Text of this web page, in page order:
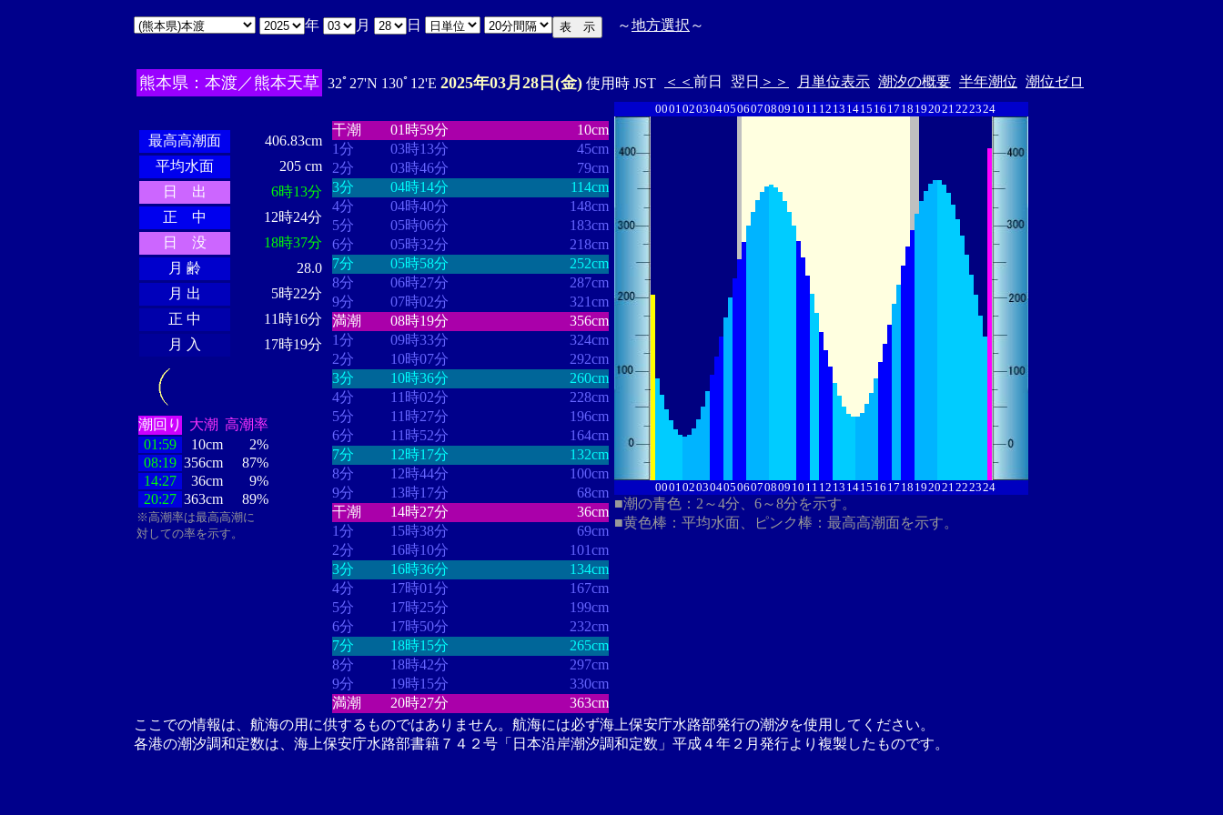
年 月 日 ～地方選択 ～
熊本県：本渡／熊本天草 32ﾟ27'N 130ﾟ12'E 2025年03月28日(金) 使用時 JST ＜＜ 前日 翌日 ＞＞ 月単位表示 潮汐の概要 半年潮位 潮位ゼロ
最高高潮面
406.83cm
平均水面
205 cm
日 出
6時13分
正 中
12時24分
日 没
18時37分
月 齢
28.0
月 出
5時22分
正 中
11時16分
月 入
17時19分
潮回り 大潮 高潮率
01:59
10cm
2%
08:19 356cm
87%
14:27
36cm
9%
20:27 363cm 89%
※高潮率は最高高潮に
対しての率を示す。
干潮
01時59分
10cm
1分
03時13分
45cm
2分
03時46分
79cm
3分
04時14分
114cm
4分
04時40分
148cm
5分
05時06分
183cm
6分
05時32分
218cm
7分
05時58分
252cm
8分
06時27分
287cm
9分
07時02分
321cm
満潮
08時19分
356cm
1分
09時33分
324cm
2分
10時07分
292cm
3分
10時36分
260cm
4分
11時02分
228cm
5分
11時27分
196cm
6分
11時52分
164cm
7分
12時17分
132cm
8分
12時44分
100cm
9分
13時17分
68cm
干潮
14時27分
36cm
1分
15時38分
69cm
2分
16時10分
101cm
3分
16時36分
134cm
4分
17時01分
167cm
5分
17時25分
199cm
6分
17時50分
232cm
7分
18時15分
265cm
8分
18時42分
297cm
9分
19時15分
330cm
満潮
20時27分 363cm
00010203040506070809 10 11 12 13 1415 16 17 18 192021222324
00010203040506070809 10 11 12 13 1415 16 17 18 192021222324
■潮の青色：2～4分、6～8分を示す。
■黄色棒：平均水面、ピンク棒：最高高潮面を示す。
ここでの情報は、航海の用に供するものではありません。航海には必ず海上保安庁水路部発行の潮汐を使用してください。
各港の潮汐調和定数は、海上保安庁水路部書籍７４２号「日本沿岸潮汐調和定数」平成４年２月発行より複製したものです。